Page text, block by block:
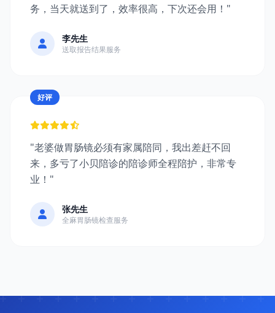
务，当天就送到了，效率很高，下次还会用！"
李先生
送取报告结果服务
好评
"老婆做胃肠镜必须有家属陪同，我出差赶不回
来，多亏了小贝陪诊的陪诊师全程陪护，非常专
业！"
张先生
全麻胃肠镜检查服务